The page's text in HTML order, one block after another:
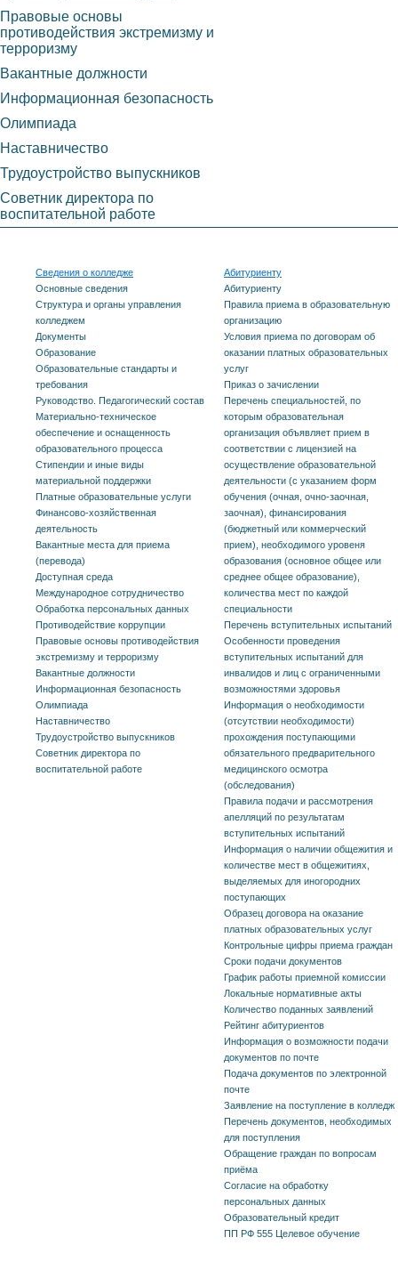
Правовые основы
противодействия экстремизму и
терроризму
Вакантные должности
Информационная безопасность
Олимпиада
Наставничество
Трудоустройство выпускников
Советник директора по
воспитательной работе
Сведения о колледже
Основные сведения
Структура и органы управления
колледжем
Документы
Образование
Образовательные стандарты и
требования
Руководство. Педагогический состав
Материально-техническое
обеспечение и оснащенность
образовательного процесса
Стипендии и иные виды
материальной поддержки
Платные образовательные услуги
Финансово-хозяйственная
деятельность
Вакантные места для приема
(перевода)
Доступная среда
Международное сотрудничество
Обработка персональных данных
Противодействие коррупции
Правовые основы противодействия
экстремизму и терроризму
Вакантные должности
Информационная безопасность
Олимпиада
Наставничество
Трудоустройство выпускников
Советник директора по
воспитательной работе
Абитуриенту
Абитуриенту
Правила приема в образовательную
организацию
Условия приема по договорам об
оказании платных образовательных
услуг
Приказ о зачислении
Перечень специальностей, по
которым образовательная
организация объявляет прием в
соответствии с лицензией на
осуществление образовательной
деятельности (с указанием форм
обучения (очная, очно-заочная,
заочная), финансирования
(бюджетный или коммерческий
прием), необходимого уровеня
образования (основное общее или
среднее общее образование),
количества мест по каждой
специальности
Перечень вступительных испытаний
Особенности проведения
вступительных испытаний для
инвалидов и лиц с ограниченными
возможностями здоровья
Информация о необходимости
(отсутствии необходимости)
прохождения поступающими
обязательного предварительного
медицинского осмотра
(обследования)
Правила подачи и рассмотрения
апелляций по результатам
вступительных испытаний
Информация о наличии общежития и
количестве мест в общежитиях,
выделяемых для иногородних
поступающих
Образец договора на оказание
платных образовательных услуг
Контрольные цифры приема граждан
Сроки подачи документов
График работы приемной комиссии
Локальные нормативные акты
Количество поданных заявлений
Рейтинг абитуриентов
Информация о возможности подачи
документов по почте
Подача документов по электронной
почте
Заявление на поступление в колледж
Перечень документов, необходимых
для поступления
Обращение граждан по вопросам
приёма
Согласие на обработку
персональных данных
Образовательный кредит
ПП РФ 555 Целевое обучение